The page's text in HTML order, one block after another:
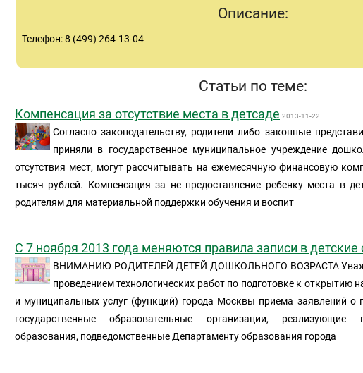
Описание:
Телефон: 8 (499) 264-13-04
Статьи по теме:
Компенсация за отсутствие места в детсаде 2013-11-22
Согласно законодательству, родители либо законные
приняли в государственное муниципальное учреждение
отсутствия мест, могут рассчитывать на ежемесячную финансовую
тысяч рублей. Компенсация за не предоставление ребенку места в
родителям для материальной поддержки обучения и воспит
С 7 ноября 2013 года меняются правила записи в детские
ВНИМАНИЮ РОДИТЕЛЕЙ ДЕТЕЙ ДОШКОЛЬНОГО ВОЗРАСТА
проведением технологических работ по подготовке к открытию
и муниципальных услуг (функций) города Москвы приема заявлений о
государственные образовательные организации, реализующие
образования, подведомственные Департаменту образования города